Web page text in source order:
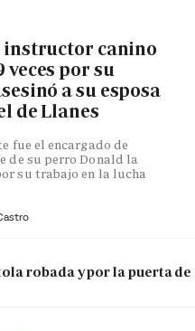
instructor canino
veces por su
a su esposa
de Llanes
fue el encargado de
de su perro Donald la
su trabajo en la lucha
robada y por la puerta